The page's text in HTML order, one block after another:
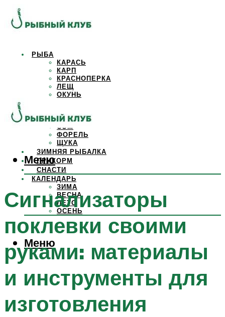
РЫБА
КАРАСЬ
КАРП
КРАСНОПЕРКА
ЛЕЩ
ОКУНЬ
САЗАН
СОМ
ФОРЕЛЬ
ЩУКА
ЗИМНЯЯ РЫБАЛКА
ПРИКОРМ
СНАСТИ
КАЛЕНДАРЬ
ЗИМА
ВЕСНА
ЛЕТО
ОСЕНЬ
Меню
Меню
Сигнализаторы
поклевки своими
руками: материалы
и инструменты для
изготовления